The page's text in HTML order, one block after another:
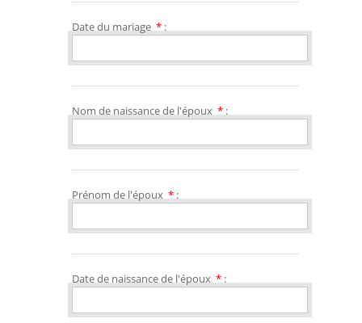
Date du mariage * :
Nom de naissance de l'époux * :
Prénom de l'époux * :
Date de naissance de l'époux * :